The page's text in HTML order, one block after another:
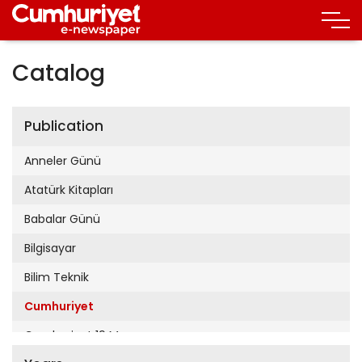
Catalog
Publication
Anneler Günü
Atatürk Kitapları
Babalar Günü
Bilgisayar
Bilim Teknik
Cumhuriyet
Cumhuriyet 19 Mayıs